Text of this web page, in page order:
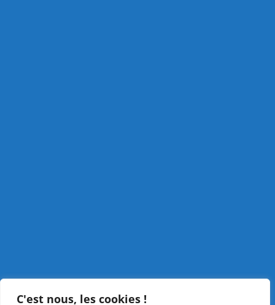
C'est nous, les cookies !